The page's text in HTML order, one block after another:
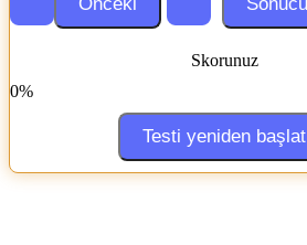
Skorunuz
0%
Testi yeniden başlat